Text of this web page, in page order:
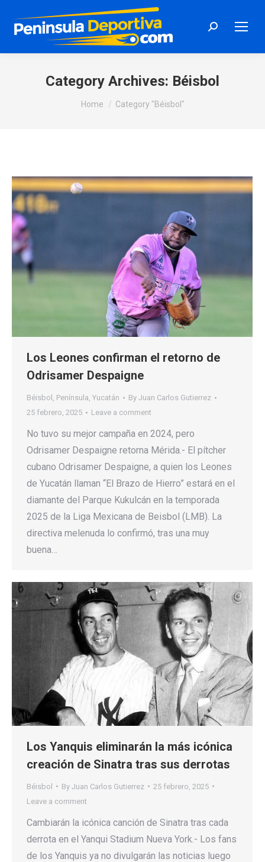
Search:
Category Archives: Béisbol
You are here:
Home Category "Béisbol"
Los Leones confirman el retorno de
Odrisamer Despaigne
Béisbol , Península, Yucatán By Juan Carlos Gutierrez
25 febrero, 2025
Leave a comment
No tuvo su mejor campaña en 2024, pero
Odrisamer Despaigne retorna Mérida.- El pítcher
cubano Odrisamer Despaigne, a quien los Leones
de Yucatán llaman “El Brazo de Hierro” estará en el
diamante del Parque Kukulcán en la temporada
2025 de la Liga Mexicana de Beisbol (LMB). La
directiva melenuda lo confirmó, tras una muy
buena…
Los Yanquis eliminarán la más icónica
creación de Sinatra tras sus derrotas
Béisbol By Juan Carlos Gutierrez
25 febrero, 2025
Leave a comment
Cambiarán la icónica canción de Sinatra tras cada
derrota en el Yanqui Stadium Nueva York.- Los fans
de los Yanquis ya no divulgarán las noticias luego